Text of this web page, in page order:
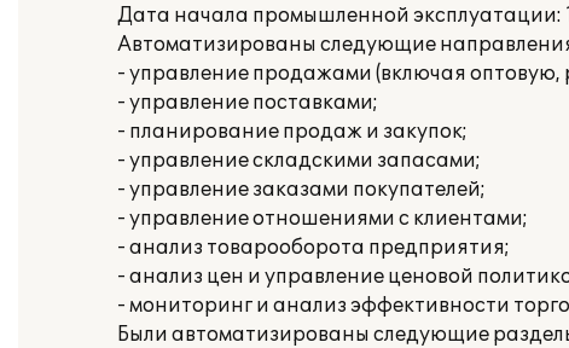
Дата начала промышленной эксплуатации:
Автоматизированы следующие
- управление продажами (включая
- управление поставками;
- планирование продаж и закупок;
- управление складскими запасами;
- управление заказами покупателей;
- управление отношениями с клиентами;
- анализ товарооборота предприятия;
- анализ цен и управление ценовой
- мониторинг и анализ эффективности
Были автоматизированы следующие